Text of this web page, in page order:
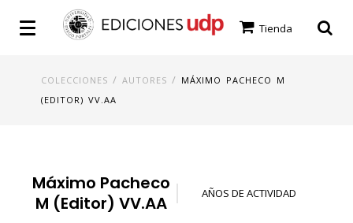
Tienda
COLECCIONES /AUTORES / MÁXIMO PACHECO M
(EDITOR) VV.AA
Máximo Pacheco
M (Editor) VV.AA
AÑOS DE ACTIVIDAD